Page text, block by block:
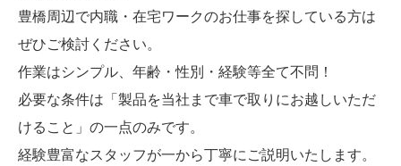
豊橋周辺で内職・在宅ワークのお仕事を探している方は
ぜひご検討ください。
作業はシンプル、年齢・性別・経験等全て不問！
必要な条件は「製品を当社まで車で取りにお越しいただ
けること」の一点のみです。
経験豊富なスタッフが一から丁寧にご説明いたします。